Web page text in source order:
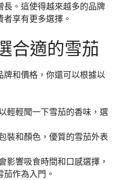
長。這使得越來越多的品牌
享有更多選擇。
合適的雪茄
牌和價格，你還可以根據以
輕輕聞一下雪茄的香味，選
裝和顏色，優質的雪茄外表
影響吸食時間和口感選擇，
作為入門。